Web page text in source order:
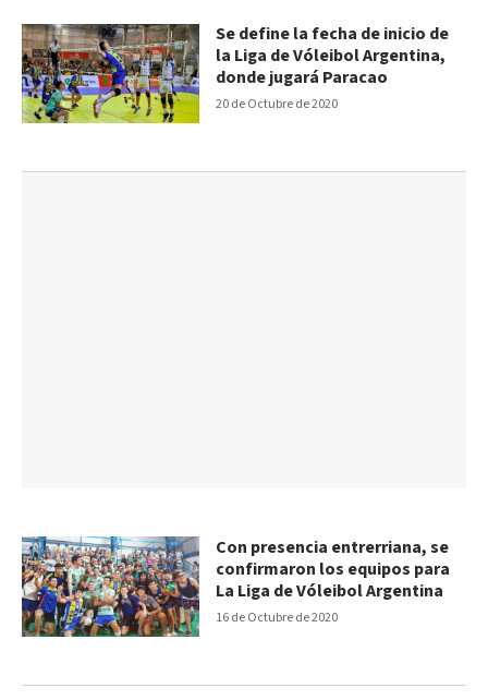
20 de Octubre de 2020
Se define la fecha de inicio de
la Liga de Vóleibol Argentina,
donde jugará Paracao
16 de Octubre de 2020
Con presencia entrerriana, se
confirmaron los equipos para
La Liga de Vóleibol Argentina